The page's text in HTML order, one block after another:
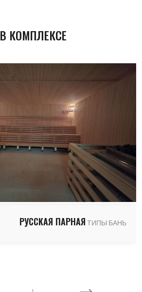
В КОМПЛЕКСЕ
ТИПЫ БАНЬ
РУССКАЯ ПАРНАЯ